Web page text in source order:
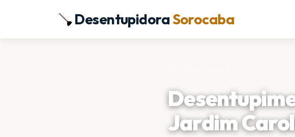
DesentupidoraSorocaba
Jardim